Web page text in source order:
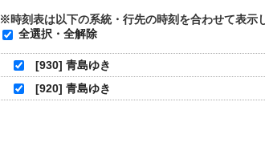
※時刻表は以下の系統・行先の時刻を合わせて表示
全選択・全解除
[930] 青島ゆき
[920] 青島ゆき